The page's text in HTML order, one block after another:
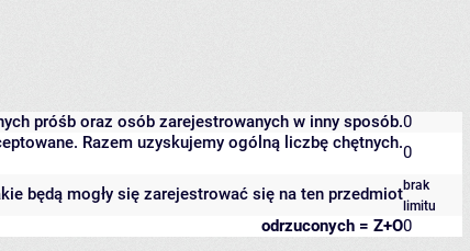
próśb oraz osób zarejestrowanych w inny sposób.0
Razem uzyskujemy ogólną liczbę chętnych.0
będą mogły się zarejestrować się na ten przedmiotbrak
limitu
odrzuconych = Z+O0